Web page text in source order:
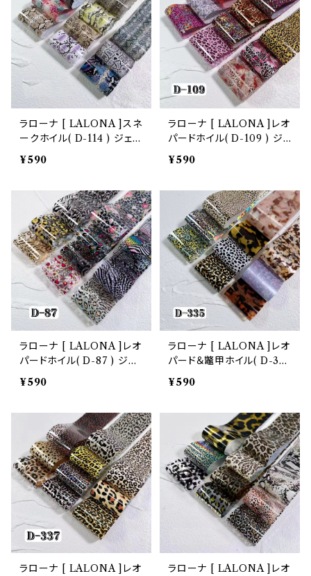
ラローナ [ LALONA ]スネ
ークホイル( D-114 ) ジェル
ネイル/ネイルアート / 転写
フィルム / 箔 / フィルム /
¥590
ラローナ [ LALONA ]レオ
パードホイル( D-109 ) ジェ
ルネイル/ネイルアート / 転
写フィルム / 箔 / フィルム /
¥590
ラローナ [ LALONA ]レオ
パードホイル( D-87 ) ジェ
ルネイル/ネイルアート / 転
写フィルム / 箔 / フィルム /
¥590
ラローナ [ LALONA ]レオ
パード＆鼈甲ホイル( D-335
) ジェルネイル/ネイルアート
/ 転写フィルム / 箔 / フィル
¥590
ラローナ [ LALONA ]レオ
ラローナ [ LALONA ]レオ